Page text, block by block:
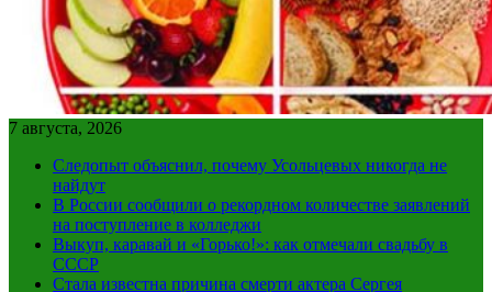
7 августа, 2026
Следопыт объяснил, почему Усольцевых никогда не
найдут
В России сообщили о рекордном количестве заявлений
на поступление в колледжи
Выкуп, каравай и «Горько!»: как отмечали свадьбу в
СССР
Стала известна причина смерти актера Сергея